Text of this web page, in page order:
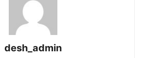
desh_admin